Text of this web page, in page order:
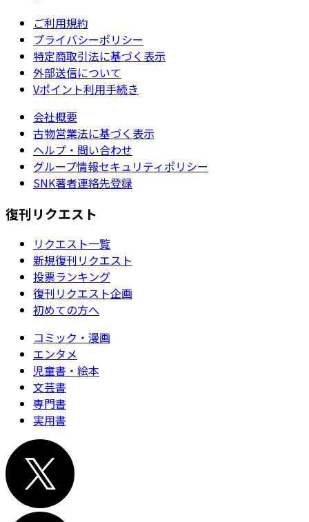
ご利用規約
プライバシーポリシー
特定商取引法に基づく表示
外部送信について
Vポイント利用手続き
会社概要
古物営業法に基づく表示
ヘルプ・問い合わせ
グループ情報セキュリティポリシー
SNK著者連絡先登録
復刊リクエスト
リクエスト一覧
新規復刊リクエスト
投票ランキング
復刊リクエスト企画
初めての方へ
コミック・漫画
エンタメ
児童書・絵本
文芸書
専門書
実用書